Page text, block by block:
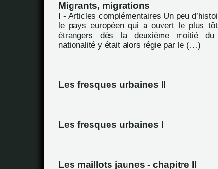
Migrants, migrations
I - Articles complémentaires Un peu
le pays européen qui a ouvert le plus
étrangers dès la deuxième moitié
nationalité y était alors régie par le (…)
Les fresques urbaines II
Les fresques urbaines I
Les maillots jaunes - chapitre II